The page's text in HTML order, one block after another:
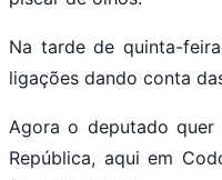
Na tarde de quinta-
ligações dando conta
Agora o deputado
República, aqui em